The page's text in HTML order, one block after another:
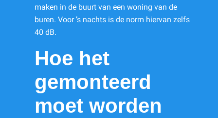
maken in de buurt van een woning van de
buren. Voor ’s nachts is de norm hiervan zelfs
40 dB.
Hoe het
gemonteerd
moet worden